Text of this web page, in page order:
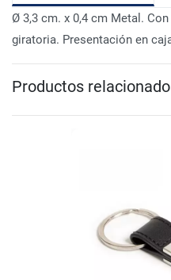
Ø 3,3 cm. x 0,4 cm Metal.
giratoria. Presentación en
Productos